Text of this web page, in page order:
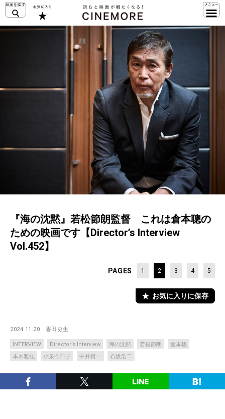
『海の沈黙』若松節朗監督 これは倉本聰の
ための映画です【Director’s Interview
Vol.452】
PAGES 1 2 3 4 5
お気に入りに保存
2024.11.20 香田史生
INTERVIEW Director’s Interview 海の沈黙 若松節朗
倉本聰
本木雅弘
小泉今日子 中井貴一 石坂浩二